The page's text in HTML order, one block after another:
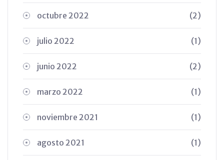
octubre 2022 (2)
julio 2022 (1)
junio 2022 (2)
marzo 2022 (1)
noviembre 2021 (1)
agosto 2021 (1)